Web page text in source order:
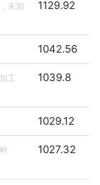
未加
1129.92
1042.56
工
1039.8
1029.12
1027.32